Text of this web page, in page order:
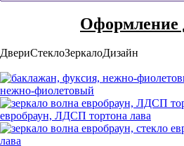
Оформление
ДвериСтеклоЗеркалоДизайн
нежно-фиолетовый
евробраун, ЛДСП тортона лава